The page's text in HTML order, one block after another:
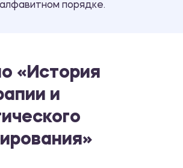
порядке.
«История
и